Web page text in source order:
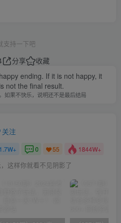
支持一下吧
分享
收藏
ending. If it is not happy, it
not the final result.
如果不快乐，说明还不是最后结局
关注
1.7W+ 0 55 1844W+
这样你就看不见阴影了